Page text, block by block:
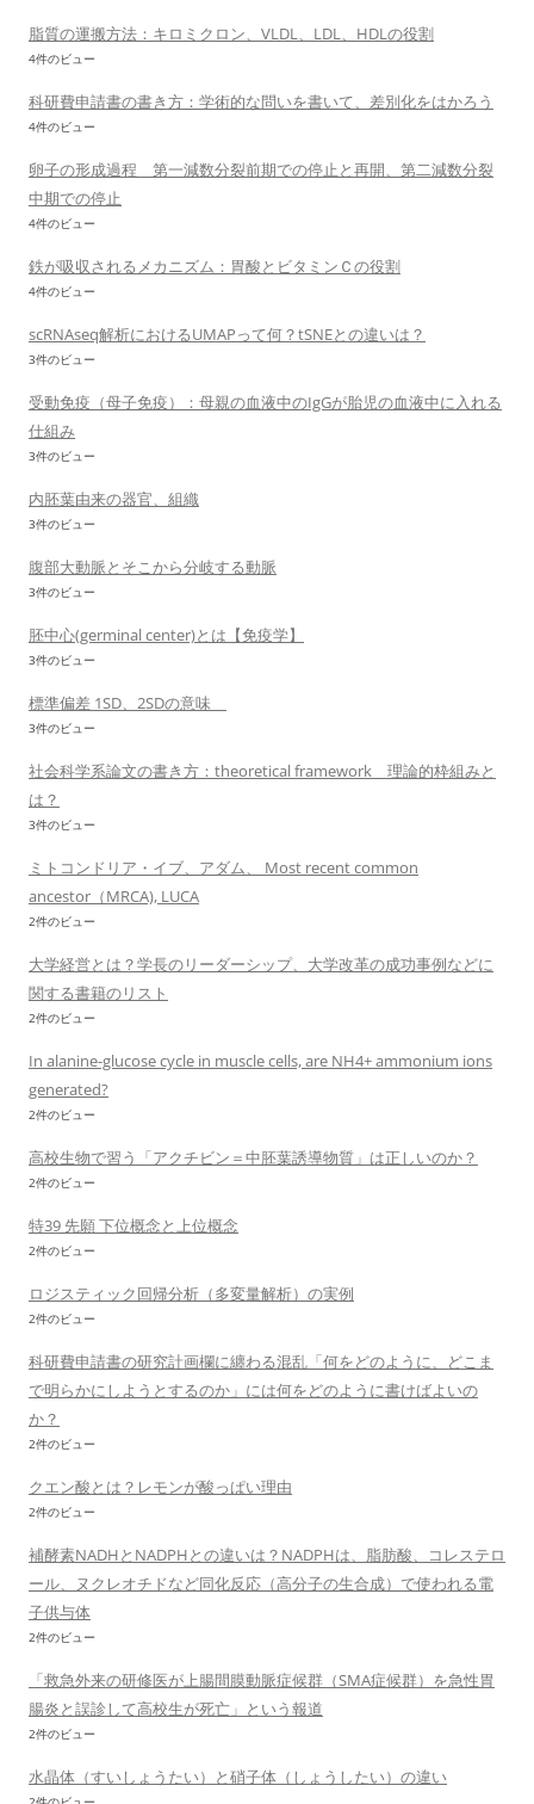
脂質の運搬方法：キロミクロン、VLDL、LDL、HDLの役割
4件のビュー
科研費申請書の書き方：学術的な問いを書いて、差別化をはかろう
4件のビュー
卵子の形成過程 第一減数分裂前期での停止と再開、第二減数分裂
中期での停止
4件のビュー
鉄が吸収されるメカニズム：胃酸とビタミンＣの役割
4件のビュー
scRNAseq解析におけるUMAPって何？tSNEとの違いは？
3件のビュー
受動免疫（母子免疫）：母親の血液中のIgGが胎児の血液中に入れる
仕組み
3件のビュー
内胚葉由来の器官、組織
3件のビュー
腹部大動脈とそこから分岐する動脈
3件のビュー
胚中心(germinal center)とは【免疫学】
3件のビュー
標準偏差 1SD、2SDの意味
3件のビュー
社会科学系論文の書き方：theoretical framework 理論的枠組みと
は？
3件のビュー
ミトコンドリア・イブ、アダム、 Most recent common
ancestor（MRCA), LUCA
2件のビュー
大学経営とは？学長のリーダーシップ、大学改革の成功事例などに
関する書籍のリスト
2件のビュー
In alanine-glucose cycle in muscle cells, are NH4+ ammonium ions
generated?
2件のビュー
高校生物で習う「アクチビン＝中胚葉誘導物質」は正しいのか？
2件のビュー
特39 先願 下位概念と上位概念
2件のビュー
ロジスティック回帰分析（多変量解析）の実例
2件のビュー
科研費申請書の研究計画欄に纏わる混乱「何をどのように、どこま
で明らかにしようとするのか」には何をどのように書けばよいの
か？
2件のビュー
クエン酸とは？レモンが酸っぱい理由
2件のビュー
補酵素NADHとNADPHとの違いは？NADPHは、脂肪酸、コレステロ
ール、ヌクレオチドなど同化反応（高分子の生合成）で使われる電
子供与体
2件のビュー
「救急外来の研修医が上腸間膜動脈症候群（SMA症候群）を急性胃
腸炎と誤診して高校生が死亡」という報道
2件のビュー
水晶体（すいしょうたい）と硝子体（しょうしたい）の違い